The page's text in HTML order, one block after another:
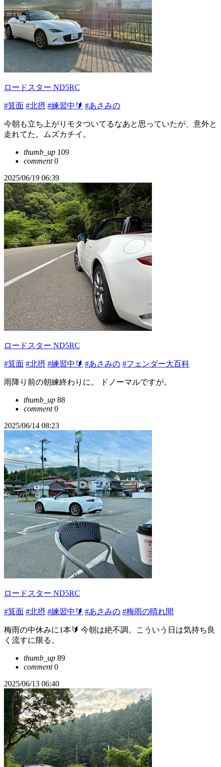
ロードスター ND5RC
#箕面 #北摂 #練習中🔰 #あさみの
今朝も立ち上がりモタついてるなあと思っていたが、意外と
走れてた。ムズカチイ。
thumb_up 109
comment0
2025/06/19 06:39
ロードスター ND5RC
#箕面 #北摂 #練習中🔰 #あさみの #フェンダー大百科
雨降り前の朝練終わりに。 ドノーマルですが。
thumb_up 88
comment0
2025/06/14 08:23
ロードスター ND5RC
#箕面 #北摂 #練習中🔰 #あさみの #梅雨の晴れ間
梅雨の中休みに1本🔰 今朝は絶不調。こういう日は気持ち良
く流すに限る。
thumb_up 89
comment0
2025/06/13 06:40